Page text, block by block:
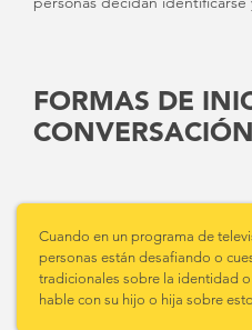
FORMAS DE
CONVERSACIÓN
Cuando en un programa de
personas están desafiando o
tradicionales sobre la identidad
hable con su hijo o hija sobre